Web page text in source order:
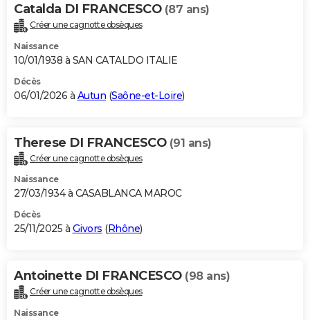
Catalda DI FRANCESCO (87 ans)
Créer une cagnotte obsèques
Naissance
10/01/1938 à SAN CATALDO ITALIE
Décès
06/01/2026 à Autun (Saône-et-Loire)
Therese DI FRANCESCO (91 ans)
Créer une cagnotte obsèques
Naissance
27/03/1934 à CASABLANCA MAROC
Décès
25/11/2025 à Givors (Rhône)
Antoinette DI FRANCESCO (98 ans)
Créer une cagnotte obsèques
Naissance